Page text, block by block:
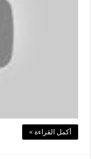
أكمل القراءة »